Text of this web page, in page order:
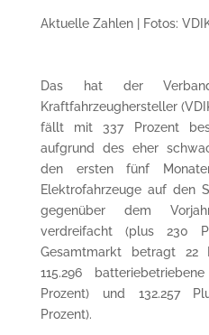
Aktuelle Zahlen | Fotos:
Das hat der
Kraftfahrzeughersteller
fällt mit 337 Prozent
aufgrund des eher
den ersten fünf
Elektrofahrzeuge auf den
gegenüber dem
verdreifacht (plus 230
Gesamtmarkt betragt 22
115.296
Prozent) und 132.257
Prozent).